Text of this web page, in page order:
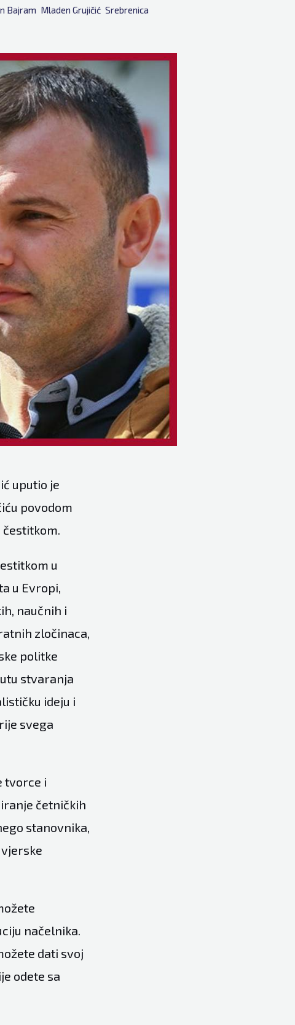
Bajram Mladen Grujičić Srebrenica
uputio je
povodom
u
u Evropi,
naučnih i
zločinaca,
politke
stvaranja
ideju i
svega
tvorce i
četničkih
stanovnika,
načelnika.
dati svoj
odete sa